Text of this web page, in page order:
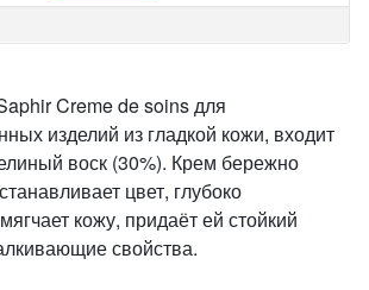
Creme de soins для
изделий из гладкой кожи, входит
воск (30%). Крем бережно
цвет, глубоко
кожу, придаёт ей стойкий
свойства.